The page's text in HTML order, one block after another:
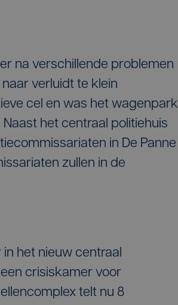
na verschillende problemen
verluidt te klein
cel en was het wagenpark
het centraal politiehuis
in De Panne
zullen in de
in het nieuw centraal
crisiskamer voor
telt nu 8